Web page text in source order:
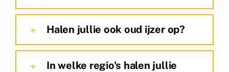
Halen jullie ook oud ijzer op?
In welke regio's halen jullie